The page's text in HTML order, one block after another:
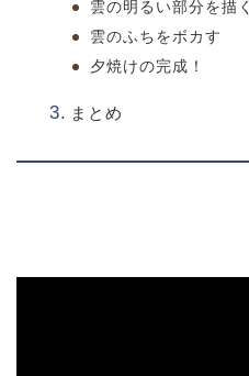
雲の明るい部分を描く
雲のふちをボカす
夕焼けの完成！
まとめ